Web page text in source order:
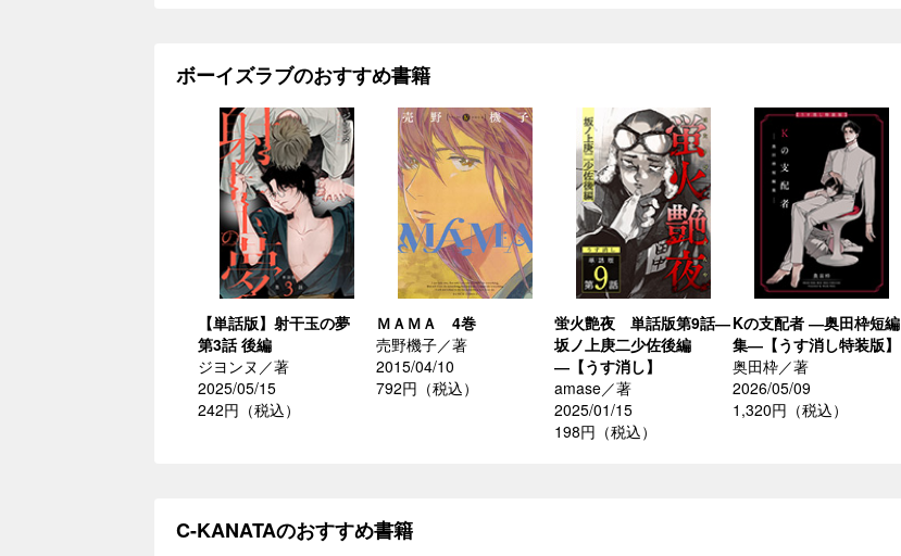
ボーイズラブのおすすめ書籍
【単話版】射干玉の夢
第3話 後編
ジヨンヌ／著
2025/05/15
242円（税込）
ＭＡＭＡ 4巻
売野機子／著
2015/04/10
792円（税込）
蛍火艶夜 単話版第9話―
坂ノ上庚二少佐後編
―【うす消し】
amase／著
2025/01/15
198円（税込）
Kの支配者 ―奥田枠短編
集―【うす消し特装版】
奥田枠／著
2026/05/09
1,320円（税込）
C-KANATAのおすすめ書籍